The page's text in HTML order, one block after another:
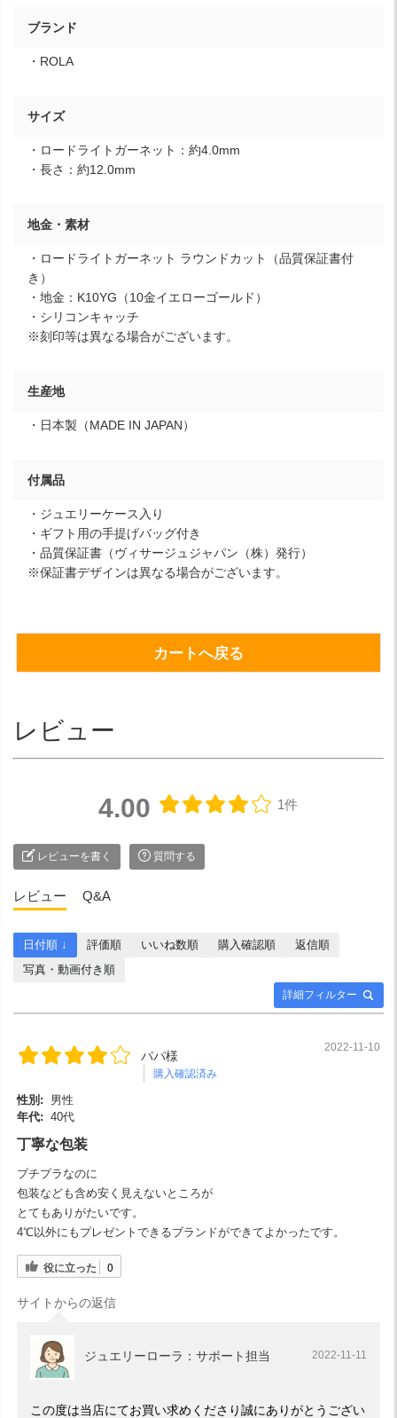
ブランド
・ROLA
サイズ
・ロードライトガーネット：約4.0mm
・長さ：約12.0mm
地金・素材
・ロードライトガーネット ラウンドカット（品質保証書付
き）
・地金：K10YG（10金イエローゴールド）
・シリコンキャッチ
※刻印等は異なる場合がございます。
生産地
・日本製（MADE IN JAPAN）
付属品
・ジュエリーケース入り
・ギフト用の手提げバッグ付き
・品質保証書（ヴィサージュジャパン（株）発行）
※保証書デザインは異なる場合がございます。
カートへ戻る
レビュー
4.00 1件
レビューを書く 質問する
レビュー Q&A
詳細フィルター
日付順 ↓ 評価順 いいね数順 購入確認順
返信順
写真・動画付き順
パパ様
購入確認済み
2022-11-10
性別:
男性
年代: 40代
丁寧な包装
プチプラなのに
包装なども含め安く見えないところが
とてもありがたいです。
4℃以外にもプレゼントできるブランドができてよかったです。
役に立った 0
サイトからの返信
ジュエリーローラ：サポート担当 2022-11-11
この度は当店にてお買い求めくださり誠にありがとうござい